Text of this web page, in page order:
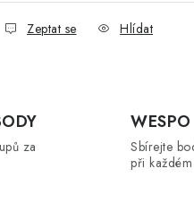
Zeptat se Hlídat
za
Sbírejte
při